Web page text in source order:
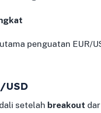
penguatan EUR/
USD
setelah breakout